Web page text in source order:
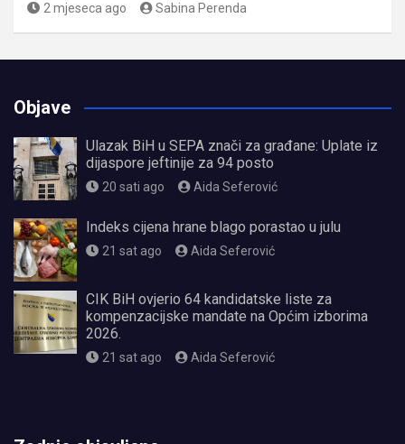
2 mjeseca ago Sabina Perenda
Objave
Ulazak BiH u SEPA znači za građane: Uplate iz
dijaspore jeftinije za 94 posto
20 sati ago Aida Seferović
Indeks cijena hrane blago porastao u julu
21 sat ago Aida Seferović
CIK BiH ovjerio 64 kandidatske liste za
kompenzacijske mandate na Općim izborima
2026.
21 sat ago Aida Seferović